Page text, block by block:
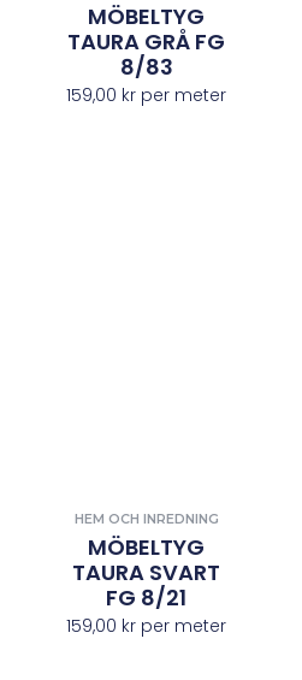
MÖBELTYG
TAURA GRÅ FG
8/83
159,00 kr per meter
HEM OCH INREDNING
MÖBELTYG
TAURA SVART
FG 8/21
159,00 kr per meter